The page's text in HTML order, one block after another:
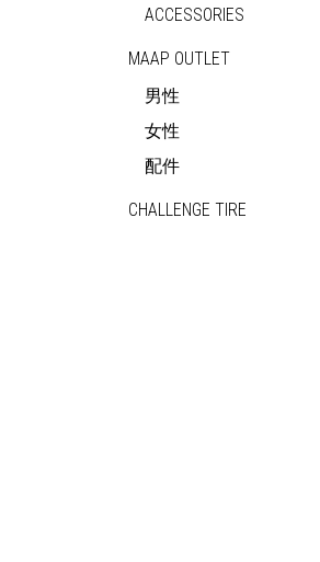
ACCESSORIES
MAAP OUTLET
男性
女性
配件
CHALLENGE TIRE